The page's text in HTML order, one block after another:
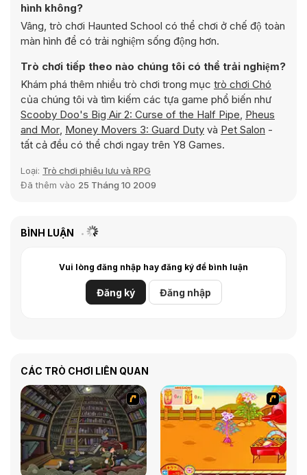
hình không?
Vâng, trò chơi Haunted School có thể chơi ở chế độ toàn
màn hình để có trải nghiệm sống động hơn.
Trò chơi tiếp theo nào chúng tôi có thể trải nghiệm?
Khám phá thêm nhiều trò chơi trong mục trò chơi Chó
của chúng tôi và tìm kiếm các tựa game phổ biến như
Scooby Doo's Big Air 2: Curse of the Half Pipe, Pheus
and Mor, Money Movers 3: Guard Duty và Pet Salon -
tất cả đều có thể chơi ngay trên Y8 Games.
Loại: Trò chơi phiêu lưu và RPG
Đã thêm vào 25 Tháng 10 2009
BÌNH LUẬN
Vui lòng đăng nhập hay đăng ký để bình luận
Đăng ký Đăng nhập
CÁC TRÒ CHƠI LIÊN QUAN